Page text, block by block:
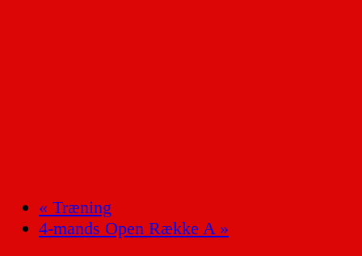
« Træning
4-mands Open Række A »